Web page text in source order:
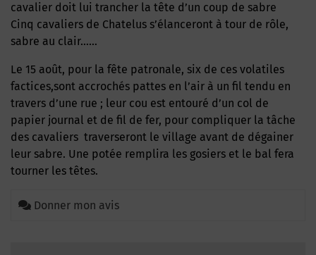
cavalier doit lui trancher la tête d’un coup de sabre
Cinq cavaliers de Chatelus s’élanceront à tour de rôle,
sabre au clair……
Le 15 août, pour la fête patronale, six de ces volatiles
factices,sont accrochés pattes en l’air à un fil tendu en
travers d’une rue ; leur cou est entouré d’un col de
papier journal et de fil de fer, pour compliquer la tâche
des cavaliers traverseront le village avant de dégainer
leur sabre. Une potée remplira les gosiers et le bal fera
tourner les têtes.
Donner mon avis